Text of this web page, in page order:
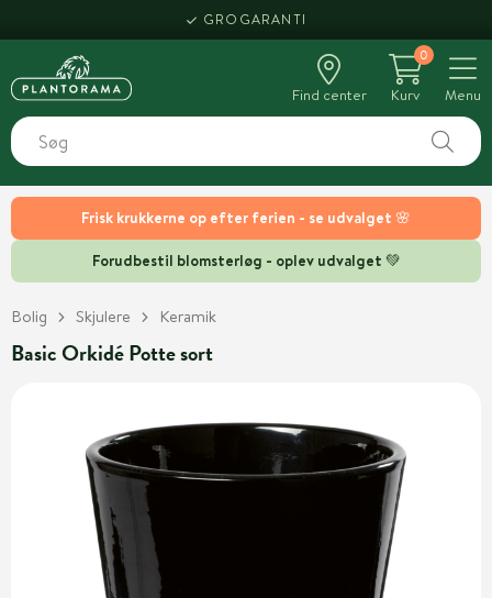
Frisk krukkerne op efter ferien - se udvalget 🌸
Forudbestil blomsterløg - oplev udvalget 💚
GROGARANTI
Find center
0
Kurv
Menu
Bolig Skjulere Keramik
Basic Orkidé Potte sort